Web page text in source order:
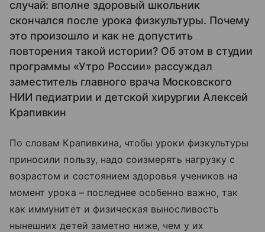
случай: вполне здоровый школьник
скончался после урока физкультуры. Почему
это произошло и как не допустить
повторения такой истории? Об этом в студии
программы «Утро России» рассуждал
заместитель главного врача Московского
НИИ педиатрии и детской хирургии Алексей
Крапивкин
По словам Крапивкина, чтобы уроки физкультуры
приносили пользу, надо соизмерять нагрузку с
возрастом и состоянием здоровья учеников на
момент урока – последнее особенно важно, так
как иммунитет и физическая выносливость
нынешних детей заметно ниже, чем у их